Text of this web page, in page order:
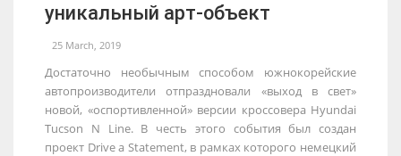
уникальный арт-объект
25 March, 2019
Достаточно необычным способом южнокорейские
автопроизводители отпраздновали «выход в свет»
новой, «оспортивленной» версии кроссовера Hyundai
Tucson N Line. В честь этого события был создан
проект Drive a Statement, в рамках которого немецкий